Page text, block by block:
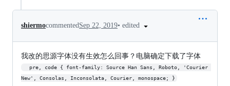
shiermocommentedSep 22, 2019• edited
我改的思源字体没有生效怎么回事？电脑确定下载了字体
New', Consolas, Inconsolata, Courier, monospace; }